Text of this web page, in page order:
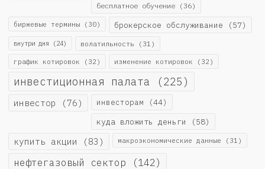
бесплатное обучение (36)
биржевые термины (30) брокерское обслуживание (57)
внутри дня (24) волатильность (31)
график котировок (32) изменение котировок (32)
инвестиционная палата (225)
инвестор (76) инвесторам (44)
куда вложить деньги (58)
купить акции (83) макроэкономические данные (31)
нефтегазовый сектор (142)